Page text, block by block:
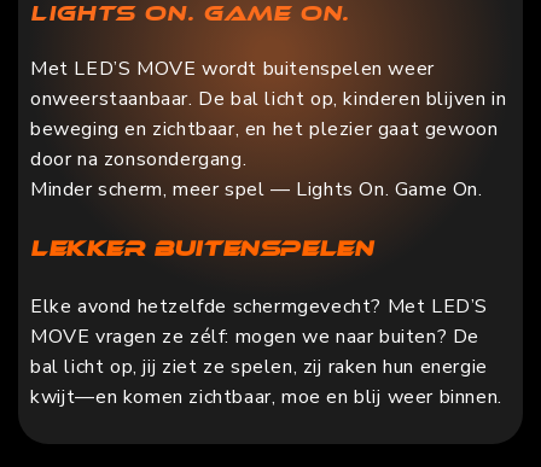
Lights On. Game On.
Met LED’S MOVE wordt buitenspelen weer
onweerstaanbaar. De bal licht op, kinderen blijven in
beweging en zichtbaar, en het plezier gaat gewoon
door na zonsondergang.
Minder scherm, meer spel — Lights On. Game On.
Lekker Buitenspelen
Elke avond hetzelfde schermgevecht? Met LED’S
MOVE vragen ze zélf: mogen we naar buiten? De
bal licht op, jij ziet ze spelen, zij raken hun energie
kwijt—en komen zichtbaar, moe en blij weer binnen.